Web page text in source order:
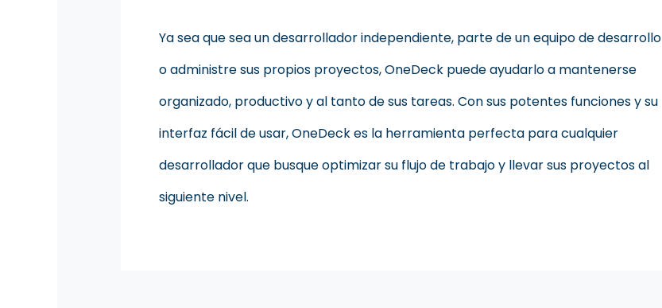
Ya sea que sea un desarrollador independiente, parte de un equipo de desarrollo
o administre sus propios proyectos, OneDeck puede ayudarlo a mantenerse
organizado, productivo y al tanto de sus tareas. Con sus potentes funciones y su
interfaz fácil de usar, OneDeck es la herramienta perfecta para cualquier
desarrollador que busque optimizar su flujo de trabajo y llevar sus proyectos al
siguiente nivel.